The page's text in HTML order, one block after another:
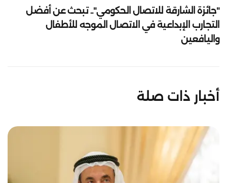
"جائزة الشارقة للاتصال الحكومي".. تبحث عن أفضل
التجارب الإبداعية في الاتصال الموجه للأطفال
واليافعين
أخبار ذات صلة